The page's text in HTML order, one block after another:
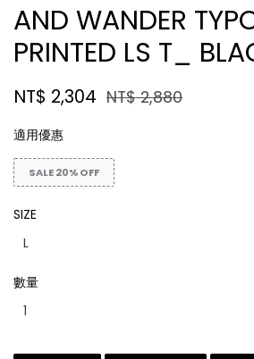
AND WANDER
PRINTED LS T_
NT$ 2,304 NT$ 2,880
適用優惠
SALE 20% OFF
SIZE
數量